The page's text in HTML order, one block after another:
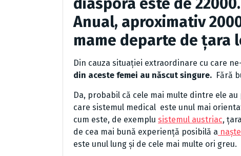
Anual, aproximativ
mame departe de țara
Din cauza situației extraordinare cu care
din aceste femei au născut singure. Fără
Da, probabil că cele mai multe dintre ele
care sistemul medical este unul mai
cum este, de exemplu sistemul austriac,
de cea mai bună experiență posibilă a
este unul lung și de cele mai multe ori greu.